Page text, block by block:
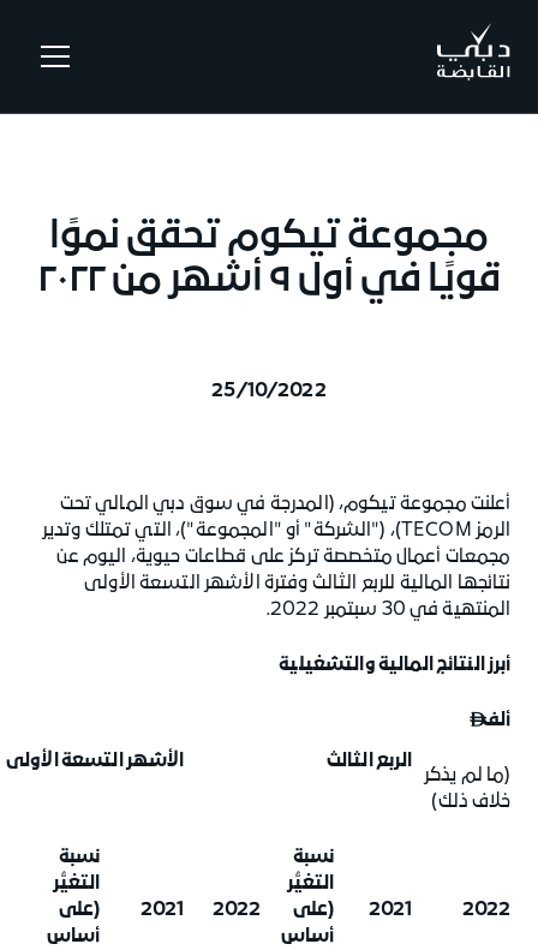
مجموعة تيكوم تحقق نموًا
قويًا في أول ٩ أشهر من ٢٠٢٢
25/10/2022
أعلنت مجموعة تيكوم، (المدرجة في سوق دبي المالي تحت
الرمز TECOM)، ("الشركة" أو "المجموعة")، التي تمتلك وتدير
مجمعات أعمال متخصصة تركز على قطاعات حيوية، اليوم عن
نتائجها المالية للربع الثالث وفترة الأشهر التسعة الأولى
المنتهية في 30 سبتمبر 2022.
أبرز النتائج المالية والتشغيلية
ألف
(ما لم يذكر
خلاف ذلك)
الربع الثالث الأشهر التسعة الأولى
2022
2021
نسبة
التغيُّر
(على
أساس
2022
2021
نسبة
التغيُّر
(على
أساس